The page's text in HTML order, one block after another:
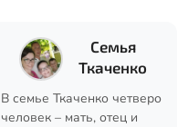
Семья
Ткаченко
В семье Ткаченко четверо
человек – мать, отец и